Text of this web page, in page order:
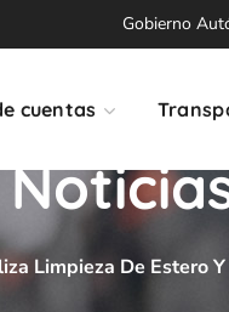
Gobierno
cuentas
Limpieza De Estero